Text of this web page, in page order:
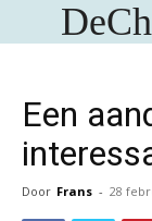
Een
Door Frans - 28